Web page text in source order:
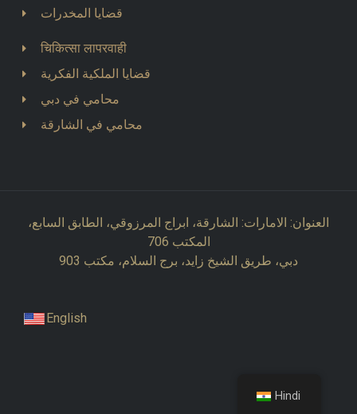
قضايا المخدرات
चिकित्सा लापरवाही
قضايا الملكية الفكرية
محامي في دبي
محامي في الشارقة
العنوان: الامارات: الشارقة، ابراج المرزوقي، الطابق السابع،
المكتب 706
دبي، طريق الشيخ زايد، برج السلام، مكتب 903
English
Hindi